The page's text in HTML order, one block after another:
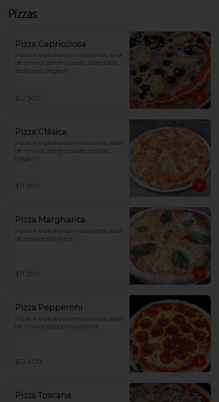
Pizzas
Pizza Capricciosa
Pizza a la piedra con mozzarella, salsa
de tomate, jamón cocido, alcachofas,
aceitunas, orégano
$12.500
Pizza Clásica
Pizza a la piedra con mozzarella, salsa
de tomate, jamón cocido, tomate,
orégano
$11.900
Pizza Margharita
Pizza a la piedra con mozzarella, salsa
de tomate, albahaca
$11.200
Pizza Pepperoni
Pizza a la piedra con mozzarella, salsa
de tomate, pepperoni picante
$12.400
Pizza Toscana